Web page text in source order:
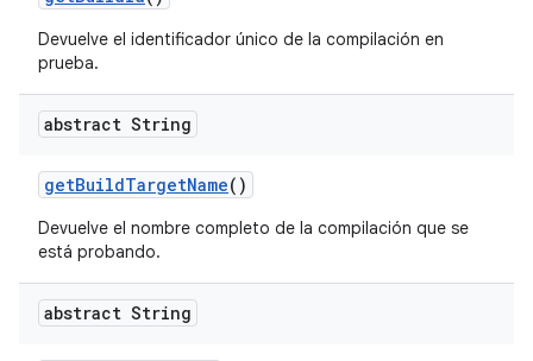
Devuelve el identificador único de la compilación en
prueba.
abstract String
getBuildTargetName()
Devuelve el nombre completo de la compilación que se
está probando.
abstract String